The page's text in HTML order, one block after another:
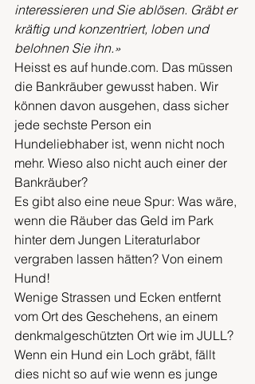
interessieren und Sie ablösen. Gräbt er
kräftig und konzentriert, loben und
belohnen Sie ihn.»
Heisst es auf hunde.com. Das müssen
die Bankräuber gewusst haben. Wir
können davon ausgehen, dass sicher
jede sechste Person ein
Hundeliebhaber ist, wenn nicht noch
mehr. Wieso also nicht auch einer der
Bankräuber?
Es gibt also eine neue Spur: Was wäre,
wenn die Räuber das Geld im Park
hinter dem Jungen Literaturlabor
vergraben lassen hätten? Von einem
Hund!
Wenige Strassen und Ecken entfernt
vom Ort des Geschehens, an einem
denkmalgeschützten Ort wie im JULL?
Wenn ein Hund ein Loch gräbt, fällt
dies nicht so auf wie wenn es junge